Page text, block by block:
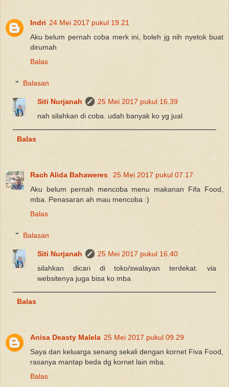
Indri 24 Mei 2017 pukul 19.21
Aku belum pernah coba merk ini, boleh jg nih nyetok buat
dirumah
Balas
Balasan
Siti Nurjanah
25 Mei 2017 pukul 16.39
nah silahkan di coba. udah banyak ko yg jual
Balas
Rach Alida Bahaweres
25 Mei 2017 pukul 07.17
Aku belum pernah mencoba menu makanan Fifa Food,
mba. Penasaran ah mau mencoba :)
Balas
Balasan
Siti Nurjanah
25 Mei 2017 pukul 16.40
silahkan dicari di toko/swalayan terdekat. via
websitenya juga bisa ko mba
Balas
Anisa Deasty Malela 25 Mei 2017 pukul 09.29
Saya dan keluarga senang sekali dengan kornet Fiva Food,
rasanya mantap beda dg kornet lain mba.
Balas